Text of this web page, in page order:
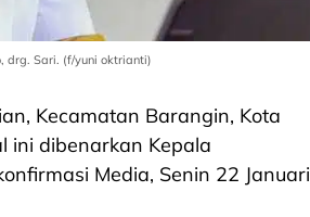
drg. Sari. (f/yuni oktrianti)
Kecamatan Barangin, Kota
ini dibenarkan Kepala
Media, Senin 22 Januari